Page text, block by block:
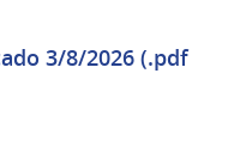
3/8/2026 (.pdf